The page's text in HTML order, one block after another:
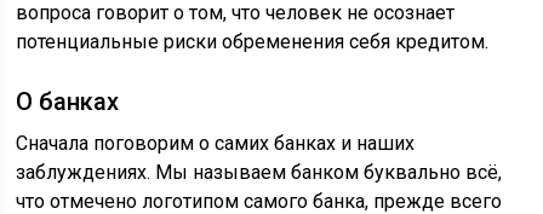
вопроса говорит о том, что человек не осознает
потенциальные риски обременения себя кредитом.
О банках
Сначала поговорим о самих банках и наших
заблуждениях. Мы называем банком буквально всё,
что отмечено логотипом самого банка, прежде всего